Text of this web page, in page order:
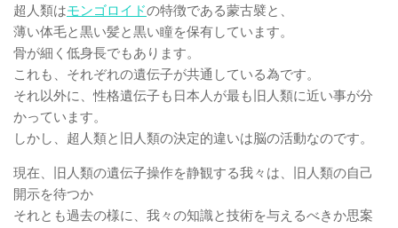
超人類はモンゴロイドの特徴である蒙古襞と、
薄い体毛と黒い髪と黒い瞳を保有しています。
骨が細く低身長でもあります。
これも、それぞれの遺伝子が共通している為です。
それ以外に、性格遺伝子も日本人が最も旧人類に近い事が分
かっています。
しかし、超人類と旧人類の決定的違いは脳の活動なのです。
現在、旧人類の遺伝子操作を静観する我々は、旧人類の自己
開示を待つか
それとも過去の様に、我々の知識と技術を与えるべきか思案